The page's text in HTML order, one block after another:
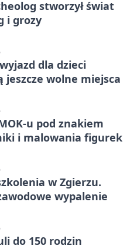
stworzył świat
i grozy
dla dzieci
jeszcze wolne miejsca
u pod znakiem
i malowania figurek
w Zgierzu.
wypalenie
do 150 rodzin